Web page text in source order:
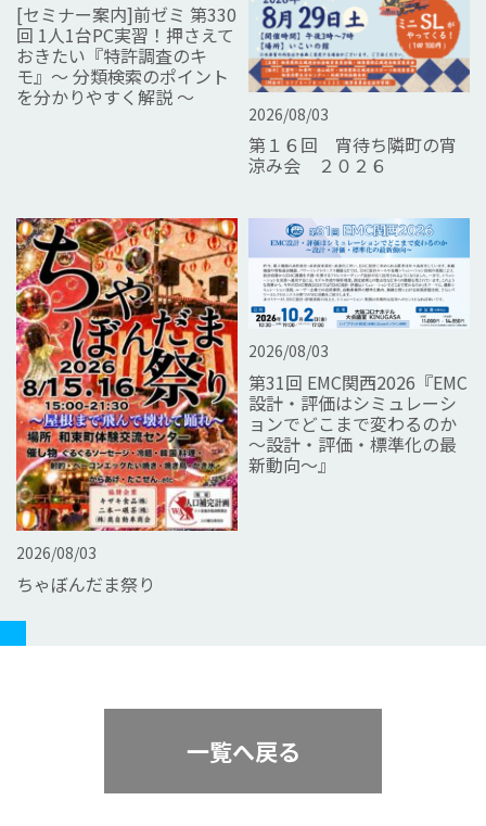
[セミナー案内]前ゼミ 第330
回 1人1台PC実習！押さえて
おきたい『特許調査のキ
モ』～ 分類検索のポイント
を分かりやすく解説 ～
2026/08/03
第１６回 宵待ち隣町の宵
涼み会 ２０２６
2026/08/03
ちゃぼんだま祭り
2026/08/03
第31回 EMC関西2026『EMC
設計・評価はシミュレーシ
ョンでどこまで変わるのか
～設計・評価・標準化の最
新動向～』
一覧へ戻る